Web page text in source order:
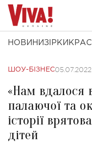
НОВИНИ ЗІРКИ
ШОУ-БІЗНЕС05.07.2022
«Нам вдалося
палаючої та
історії
дітей